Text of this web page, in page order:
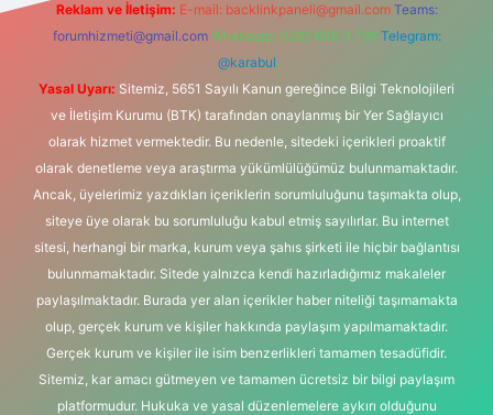
Reklam ve İletişim: E-mail: backlinkpaneli@gmail.com Teams:
forumhizmeti@gmail.com Whatsapp: 0262 606 0 726 Telegram:
@karabul
Yasal Uyarı: Sitemiz, 5651 Sayılı Kanun gereğince Bilgi Teknolojileri
ve İletişim Kurumu (BTK) tarafından onaylanmış bir Yer Sağlayıcı
olarak hizmet vermektedir. Bu nedenle, sitedeki içerikleri proaktif
olarak denetleme veya araştırma yükümlülüğümüz bulunmamaktadır.
Ancak, üyelerimiz yazdıkları içeriklerin sorumluluğunu taşımakta olup,
siteye üye olarak bu sorumluluğu kabul etmiş sayılırlar. Bu internet
sitesi, herhangi bir marka, kurum veya şahıs şirketi ile hiçbir bağlantısı
bulunmamaktadır. Sitede yalnızca kendi hazırladığımız makaleler
paylaşılmaktadır. Burada yer alan içerikler haber niteliği taşımamakta
olup, gerçek kurum ve kişiler hakkında paylaşım yapılmamaktadır.
Gerçek kurum ve kişiler ile isim benzerlikleri tamamen tesadüfidir.
Sitemiz, kar amacı gütmeyen ve tamamen ücretsiz bir bilgi paylaşım
platformudur. Hukuka ve yasal düzenlemelere aykırı olduğunu